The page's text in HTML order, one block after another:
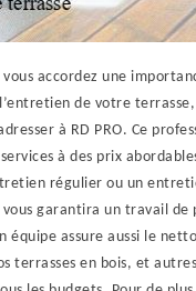
vous accordez une
de votre
à RD PRO. Ce
à des prix
régulier ou un
vous garantira un travail de
équipe assure aussi le
terrasses en bois, et